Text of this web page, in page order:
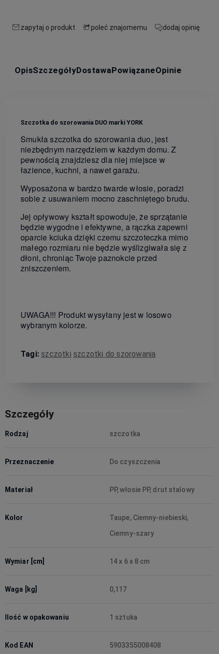
zapytaj o produkt poleć znajomemu dodaj opinię
OpisSzczegółyDostawaPowiązaneOpinie
Szczotka do szorowania DUO marki YORK
Smukła szczotka do szorowania duo, jest
niezbędnym narzędziem w każdym domu. Z
pewnością znajdziesz dla niej miejsce w
łazience, kuchni, a nawet garażu.
Wyposażona w bardzo twarde włosie, poradzi
sobie z usuwaniem mocno zaschniętego brudu.
Jej opływowy kształt spowoduje, że sprzątanie
będzie wygodne i efektywne, a rączka zapewni
oparcie kciuka dzięki czemu szczoteczka mimo
małego rozmiaru nie będzie wyślizgiwała się z
dłoni, chroniąc Twoje paznokcie przed
zniszczeniem.
UWAGA!!! Produkt wysyłany jest w losowo
wybranym kolorze.
Tagi: szczotki szczotki do szorowania
Szczegóły
Rodzaj szczotka
Przeznaczenie Do czyszczenia
Materiał PP, włosie PP, drut stalowy
Kolor
Taupe, Ciemny-niebieski,
Ciemny-szary
Wymiar [cm] 14 x 6 x 8 cm
Waga [kg] 0,117
Ilość w opakowaniu 1 sztuka
Kod EAN 5903355008408